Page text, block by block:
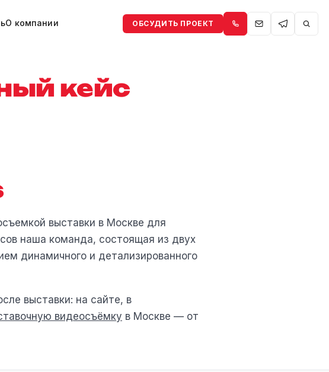
О компании ОБСУДИТЬ ПРОЕКТ
кейс
выставки в Москве для
наша команда, состоящая из двух
динамичного и детализированного
выставки: на сайте, в
видеосъёмку в Москве — от